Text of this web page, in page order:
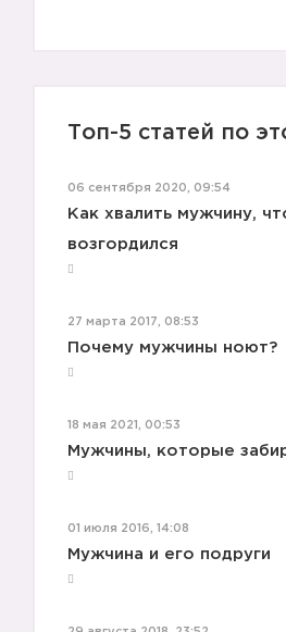
Топ-5 статей по
06 сентября 2020, 09:54
Как хвалить мужчину,
возгордился
27 марта 2017, 08:53
Почему мужчины ноют?
18 мая 2021, 00:53
Мужчины, которые
01 июля 2016, 14:08
Мужчина и его подруги